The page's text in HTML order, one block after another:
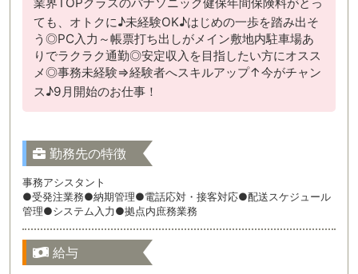
業界TOPクラスのパナソニック健保年間保険料がとっ
ても、オトクに♪未経験OK♪はじめの一歩を踏み出そ
う◎PC入力～帳票打ち出しがメイン敷地内駐車場あ
りでラクラク通勤◎安定収入を目指したい方にオスス
メ◎事務未経験⇒経験者へスキルアップ↑今がチャン
ス♪9月開始のお仕事！
勤務先の特徴
事務アシスタント
●受発注業務●納期管理●電話応対・接客対応●配送スケジュール
管理●システム入力●拠点内庶務業務
給与